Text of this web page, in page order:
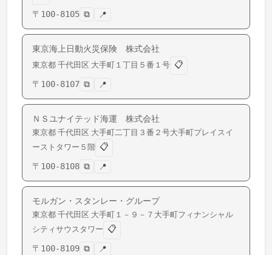
〒 100-8105 ⧉ 📍
東京海上日動火災保険 株式会社
東京都 千代田区 大手町 １丁目５番１号 📋
〒 100-8107 ⧉ 📍
ＮＳユナイテッド海運 株式会社
東京都 千代田区 大手町二丁目３番２号大手町プレイスイ
ーストタワー５階 📋
〒 100-8108 ⧉ 📍
モルガン・スタンレー・グループ
東京都 千代田区 大手町 １－９－７大手町フィナンシャル
シティサウスタワー 📋
〒 100-8109 ⧉ 📍